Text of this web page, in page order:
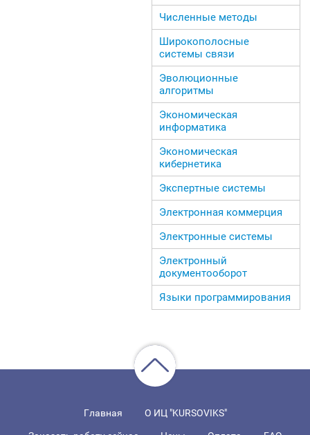
Численные методы
Широкополосные
системы связи
Эволюционные
алгоритмы
Экономическая
информатика
Экономическая
кибернетика
Экспертные системы
Электронная коммерция
Электронные системы
Электронный
документооборот
Языки программирования
Главная О ИЦ "KURSOVIKS"